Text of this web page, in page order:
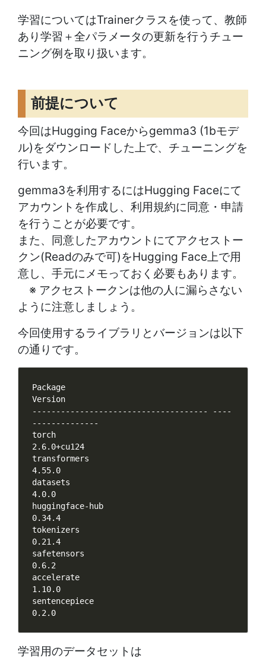
学習についてはTrainerクラスを使って、教師
あり学習＋全パラメータの更新を行うチュー
ニング例を取り扱います。
前提について
今回はHugging Faceからgemma3 (1bモデ
ル)をダウンロードした上で、チューニングを
行います。
gemma3を利用するにはHugging Faceにて
アカウントを作成し、利用規約に同意・申請
を行うことが必要です。
また、同意したアカウントにてアクセストー
クン(Readのみで可)をHugging Face上で用
意し、手元にメモっておく必要もあります。
※ アクセストークンは他の人に漏らさない
ように注意しましょう。
今回使用するライブラリとバージョンは以下
の通りです。
Package
Version
------------------------------------- ----
--------------
torch
2.6.0+cu124
transformers
4.55.0
datasets
4.0.0
huggingface-hub
0.34.4
tokenizers
0.21.4
safetensors
0.6.2
accelerate
1.10.0
sentencepiece
学習用のデータセットは